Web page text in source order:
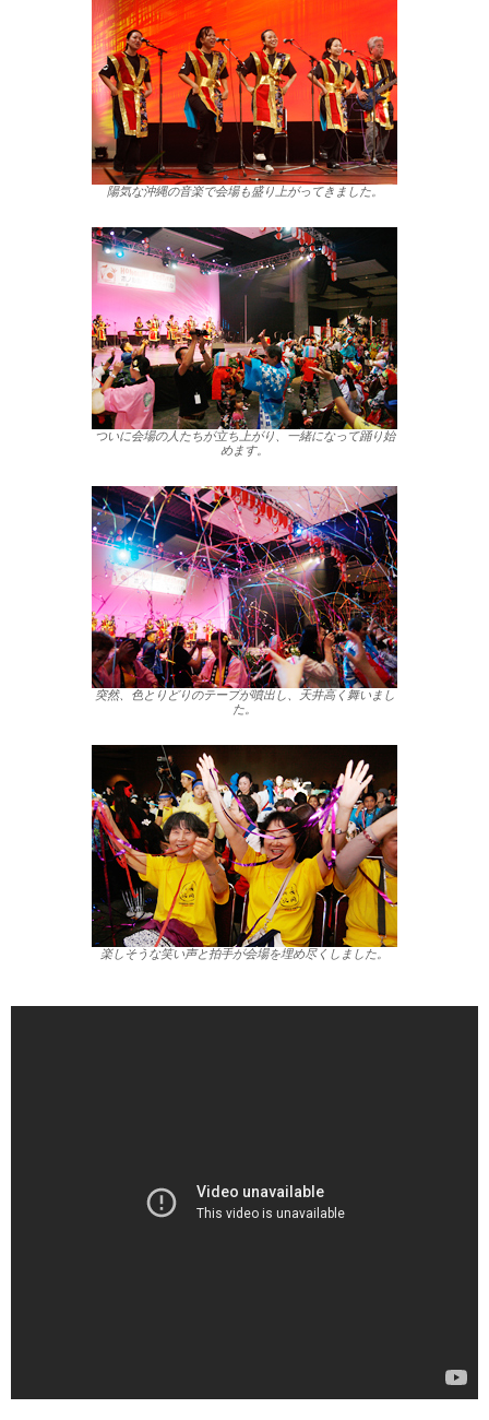
陽気な沖縄の音楽で会場も盛り上がってきました。
ついに会場の人たちが立ち上がり、一緒になって踊り始
めます。
突然、色とりどりのテープが噴出し、天井高く舞いまし
た。
楽しそうな笑い声と拍手が会場を埋め尽くしました。